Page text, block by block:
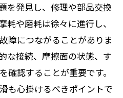
を発見し、修理や部品交換
耗や磨耗は徐々に進行し、
障につながることがありま
な接続、摩擦面の状態、す
確認することが重要です。
も心掛けるべきポイントで